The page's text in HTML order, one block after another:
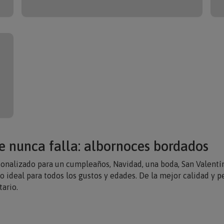
nunca falla: albornoces bordados
para un cumpleaños, Navidad, una boda, San
ideal para todos los gustos y edades. De la mejor calidad y